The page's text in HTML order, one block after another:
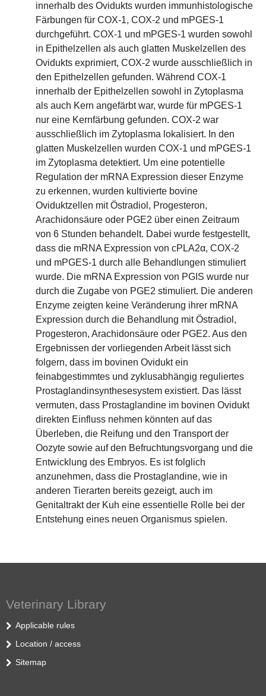
innerhalb des Ovidukts wurden immunhistologische
Färbungen für COX-1, COX-2 und mPGES-1
durchgeführt. COX-1 und mPGES-1 wurden sowohl
in Epithelzellen als auch glatten Muskelzellen des
Ovidukts exprimiert, COX-2 wurde ausschließlich in
den Epithelzellen gefunden. Während COX-1
innerhalb der Epithelzellen sowohl in Zytoplasma
als auch Kern angefärbt war, wurde für mPGES-1
nur eine Kernfärbung gefunden. COX-2 war
ausschließlich im Zytoplasma lokalisiert. In den
glatten Muskelzellen wurden COX-1 und mPGES-1
im Zytoplasma detektiert. Um eine potentielle
Regulation der mRNA Expression dieser Enzyme
zu erkennen, wurden kultivierte bovine
Oviduktzellen mit Östradiol, Progesteron,
Arachidonsäure oder PGE2 über einen Zeitraum
von 6 Stunden behandelt. Dabei wurde festgestellt,
dass die mRNA Expression von cPLA2α, COX-2
und mPGES-1 durch alle Behandlungen stimuliert
wurde. Die mRNA Expression von PGIS wurde nur
durch die Zugabe von PGE2 stimuliert. Die anderen
Enzyme zeigten keine Veränderung ihrer mRNA
Expression durch die Behandlung mit Östradiol,
Progesteron, Arachidonsäure oder PGE2. Aus den
Ergebnissen der vorliegenden Arbeit lässt sich
folgern, dass im bovinen Ovidukt ein
feinabgestimmtes und zyklusabhängig reguliertes
Prostaglandinsynthesesystem existiert. Das lässt
vermuten, dass Prostaglandine im bovinen Ovidukt
direkten Einfluss nehmen könnten auf das
Überleben, die Reifung und den Transport der
Oozyte sowie auf den Befruchtungsvorgang und die
Entwicklung des Embryos. Es ist folglich
anzunehmen, dass die Prostaglandine, wie in
anderen Tierarten bereits gezeigt, auch im
Genitaltrakt der Kuh eine essentielle Rolle bei der
Entstehung eines neuen Organismus spielen.
Veterinary Library
Applicable rules
Location / access
Sitemap